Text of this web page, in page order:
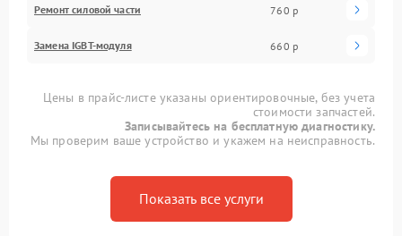
Ремонт силовой части 760 р
Замена IGBT-модуля 660 р
Цены в прайс-листе указаны ориентировочные, без учета
стоимости запчастей.
Записывайтесь на бесплатную диагностику.
Мы проверим ваше устройство и укажем на неисправность.
Показать все услуги